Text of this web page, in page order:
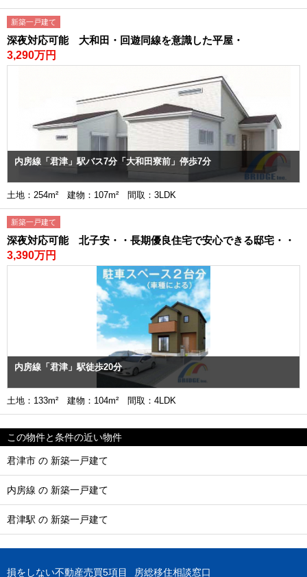
新築一戸建て
深夜対応可能 大和田・回遊同線を意識した平屋・
3,290万円
内房線「君津」駅バス7分「大和田寮前」停歩7分
土地：254m² 建物：107m² 間取：3LDK
新築一戸建て
深夜対応可能 北子安・・長期優良住宅で安心できる邸宅・・
3,390万円
内房線「君津」駅徒歩20分
土地：133m² 建物：104m² 間取：4LDK
この物件と条件の近い物件
君津市 の 新築一戸建て
内房線 の 新築一戸建て
君津駅 の 新築一戸建て
損をしない不動産売買5項目 房総移住相談窓口